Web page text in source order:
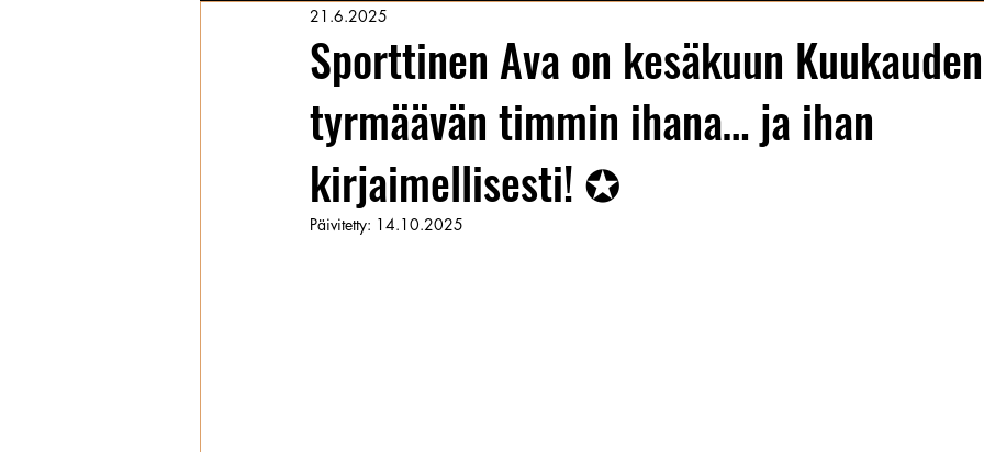
Supermallimainen pimu
Kansallisarkisto Aina Simonen Jan I. Somela e-Babe Mallit Penkkiurheilu
Sporttinen Ava on kesäkuun
tyrmäävän timmin ihana… ja ihan
kirjaimellisesti! ✪
21.6.2025
Päivitetty: 14.10.2025